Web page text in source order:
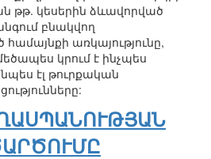
թթ. կեսերին ձևավորված
բնակվող
առկայությունը,
կրում է ինչպես
էլ թուրքական